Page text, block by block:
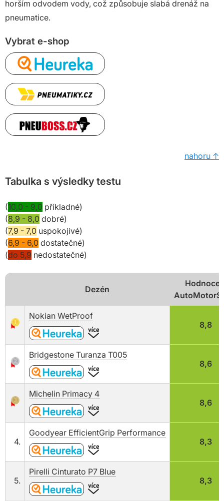
horším odvodem vody, což způsobuje slabá drenáž na
pneumatice.
Vybrat e-shop
nahoru ↑
Tabulka s výsledky testu
(10,0 - 9,0 příkladné)
(8,9 - 8,0 dobré)
(7,9 - 7,0 uspokojivé)
(6,9 - 6,0 dostatečné)
(do 5,9 nedostatečné)
Dezén
Nokian WetProof
8,8
Bridgestone Turanza T005
8,6
Michelin Primacy 4
8,6
4.
Goodyear EfficientGrip Performance
8,3
5.
Pirelli Cinturato P7 Blue
8,3